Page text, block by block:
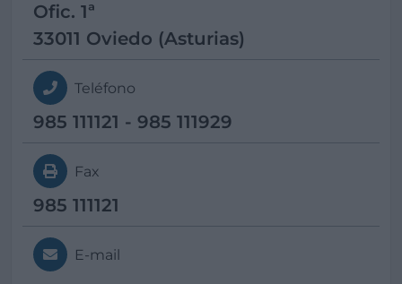
Ofic. 1ª
33011 Oviedo (Asturias)
Teléfono
985 111121 - 985 111929
Fax
985 111121
E-mail